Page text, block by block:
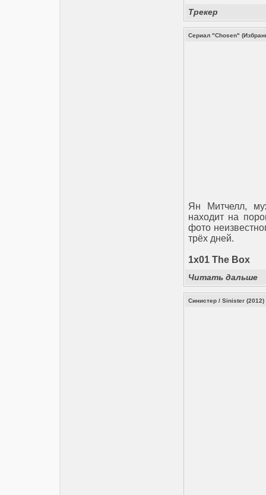
Трекер
Сериал "Chosen"
Ян Митчелл,
находит на
фото
трёх дней.
1х01 The Box
Читать дальше
Синистер / Sinister (2012)